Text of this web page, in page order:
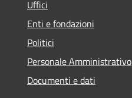
Uffici
Enti e fondazioni
Politici
Personale Amministrativo
Documenti e dati